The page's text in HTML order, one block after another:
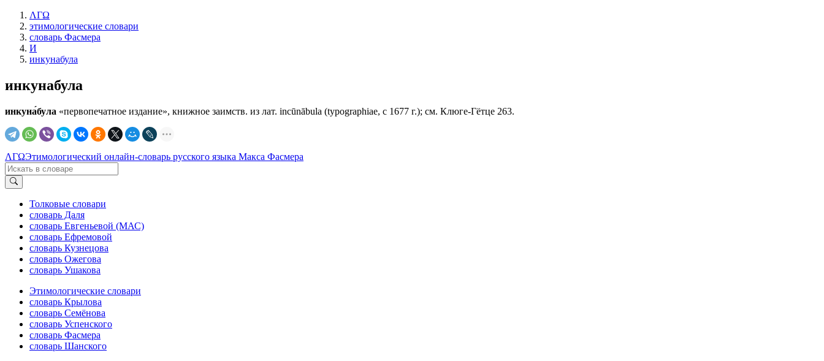
ΛΓΩ
этимологические словари
словарь Фасмера
И
инкунабула
инкунабула
инкуна́була «первопечатное издание», книжное заимств. из лат. incūnābula (tуроgrарhiае, с 1677 г.); см. Клюге-Гётце 263.
ΛΓΩЭтимологический онлайн-словарь русского языка Макса Фасмера
Толковые словари
словарь Даля
словарь Евгеньевой (МАС)
словарь Ефремовой
словарь Кузнецова
словарь Ожегова
словарь Ушакова
Этимологические словари
словарь Крылова
словарь Семёнова
словарь Успенского
словарь Фасмера
словарь Шанского